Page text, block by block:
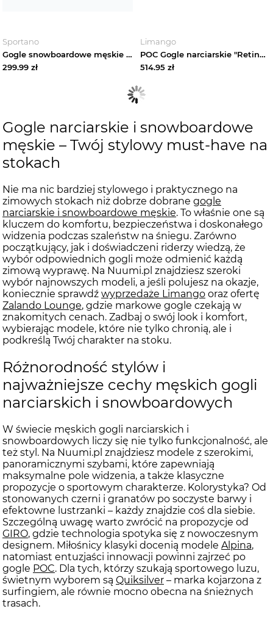
Sportano
Gogle snowboardowe męskie Quiksilver QSRC Adapt black / adapt black
299.99 zł
Limango
POC Gogle narciarskie "Retina" w kolorze czarnym rozmiar: onesize
514.95 zł
Gogle narciarskie i snowboardowe
męskie – Twój stylowy must-have na
stokach
Nie ma nic bardziej stylowego i praktycznego na
zimowych stokach niż dobrze dobrane gogle
narciarskie i snowboardowe męskie. To właśnie one są
kluczem do komfortu, bezpieczeństwa i doskonałego
widzenia podczas szaleństw na śniegu. Zarówno
początkujący, jak i doświadczeni riderzy wiedzą, że
wybór odpowiednich gogli może odmienić każdą
zimową wyprawę. Na Nuumi.pl znajdziesz szeroki
wybór najnowszych modeli, a jeśli polujesz na okazje,
koniecznie sprawdź wyprzedaże Limango oraz ofertę
Zalando Lounge, gdzie markowe gogle czekają w
znakomitych cenach. Zadbaj o swój look i komfort,
wybierając modele, które nie tylko chronią, ale i
podkreślą Twój charakter na stoku.
Różnorodność stylów i
najważniejsze cechy męskich gogli
narciarskich i snowboardowych
W świecie męskich gogli narciarskich i
snowboardowych liczy się nie tylko funkcjonalność, ale
też styl. Na Nuumi.pl znajdziesz modele z szerokimi,
panoramicznymi szybami, które zapewniają
maksymalne pole widzenia, a także klasyczne
propozycje o sportowym charakterze. Kolorystyka? Od
stonowanych czerni i granatów po soczyste barwy i
efektowne lustrzanki – każdy znajdzie coś dla siebie.
Szczególną uwagę warto zwrócić na propozycje od
GIRO, gdzie technologia spotyka się z nowoczesnym
designem. Miłośnicy klasyki docenią modele Alpina,
natomiast entuzjaści innowacji powinni zajrzeć po
gogle POC. Dla tych, którzy szukają sportowego luzu,
świetnym wyborem są Quiksilver – marka kojarzona z
surfingiem, ale równie mocno obecna na śnieżnych
trasach.